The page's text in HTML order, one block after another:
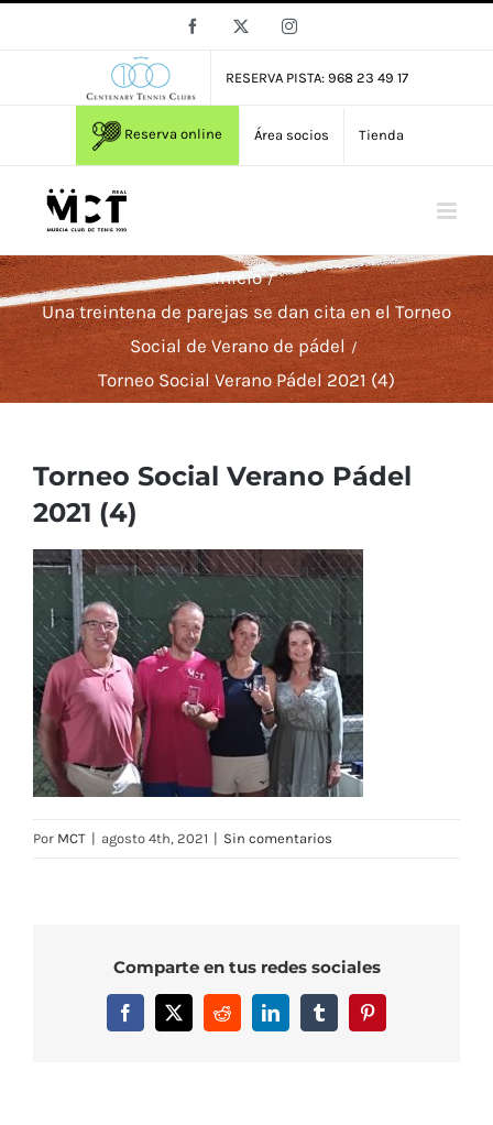
Facebook Instagram
RESERVA PISTA: 968 23 49 17
Reserva online Área socios Tienda
Inicio
Una treintena de parejas se dan cita en el Torneo
Social de Verano de pádel
Torneo Social Verano Pádel 2021 (4)
Torneo Social Verano Pádel
2021 (4)
Por MCT | agosto 4th, 2021 | Sin comentarios
Comparte en tus redes sociales
Facebook
X RedditLinkedInTumblrPinterest